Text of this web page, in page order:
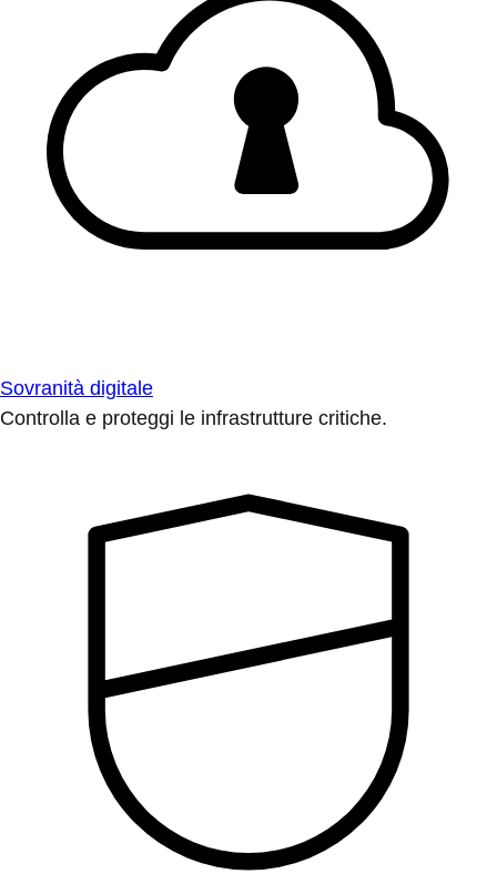
Sovranità digitale
Controlla e proteggi le infrastrutture critiche.